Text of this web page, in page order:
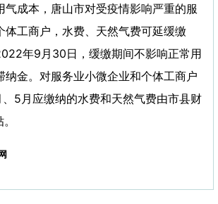
气成本，唐山市对受疫情影响严重的服
体工商户，水费、天然气费可延缓缴
年9月30日，缓缴期间不影响正常用
纳金。对服务业小微企业和个体工商户
5月应缴纳的水费和天然气费由市县财